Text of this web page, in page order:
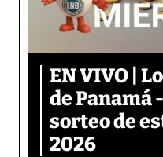
EN VIVO |
de Panamá
sorteo de
2026